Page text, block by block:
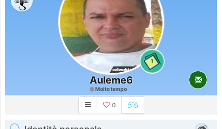
1
Auleme6
Molto tempo
0